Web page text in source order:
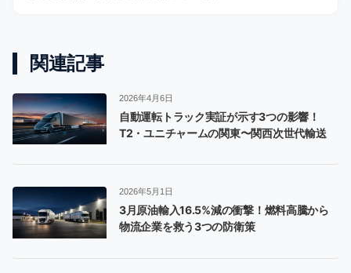
関連記事
2026年4月6日
自動運転トラック実証が示す3つの影響！
T2・ユニチャームの関東〜関西次世代輸送
2026年5月1日
3月原油輸入16.5%減の衝撃！燃料高騰から
物流企業を救う3つの防衛策